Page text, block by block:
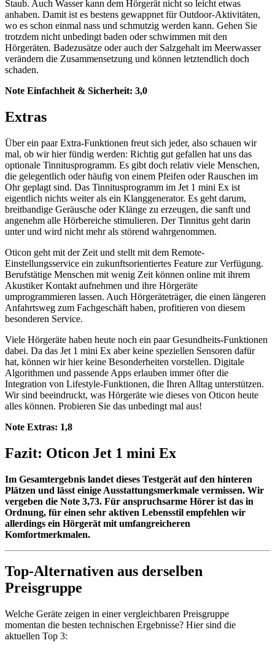
Staub. Auch Wasser kann dem Hörgerät nicht so leicht etwas
anhaben. Damit ist es bestens gewappnet für Outdoor-Aktivitäten,
wo es schon einmal nass und schmutzig werden kann. Gehen Sie
trotzdem nicht unbedingt baden oder schwimmen mit den
Hörgeräten. Badezusätze oder auch der Salzgehalt im Meerwasser
verändern die Zusammensetzung und können letztendlich doch
schaden.
Note Einfachheit & Sicherheit: 3,0
Extras
Über ein paar Extra-Funktionen freut sich jeder, also schauen wir
mal, ob wir hier fündig werden: Richtig gut gefallen hat uns das
optionale Tinnitusprogramm. Es gibt doch relativ viele Menschen,
die gelegentlich oder häufig von einem Pfeifen oder Rauschen im
Ohr geplagt sind. Das Tinnitusprogramm im Jet 1 mini Ex ist
eigentlich nichts weiter als ein Klanggenerator. Es geht darum,
breitbandige Geräusche oder Klänge zu erzeugen, die sanft und
angenehm alle Hörbereiche stimulieren. Der Tinnitus geht darin
unter und wird nicht mehr als störend wahrgenommen.
Oticon geht mit der Zeit und stellt mit dem Remote-
Einstellungsservice ein zukunftsorientiertes Feature zur Verfügung.
Berufstätige Menschen mit wenig Zeit können online mit ihrem
Akustiker Kontakt aufnehmen und ihre Hörgeräte
umprogrammieren lassen. Auch Hörgeräteträger, die einen längeren
Anfahrtsweg zum Fachgeschäft haben, profitieren von diesem
besonderen Service.
Viele Hörgeräte haben heute noch ein paar Gesundheits-Funktionen
dabei. Da das Jet 1 mini Ex aber keine speziellen Sensoren dafür
hat, können wir hier keine Besonderheiten vorstellen. Digitale
Algorithmen und passende Apps erlauben immer öfter die
Integration von Lifestyle-Funktionen, die Ihren Alltag unterstützen.
Wir sind beeindruckt, was Hörgeräte wie dieses von Oticon heute
alles können. Probieren Sie das unbedingt mal aus!
Note Extras: 1,8
Fazit: Oticon Jet 1 mini Ex
Im Gesamtergebnis landet dieses Testgerät auf den hinteren
Plätzen und lässt einige Ausstattungsmerkmale vermissen. Wir
vergeben die Note 3,73. Für anspruchsarme Hörer ist das in
Ordnung, für einen sehr aktiven Lebensstil empfehlen wir
allerdings ein Hörgerät mit umfangreicheren
Komfortmerkmalen.
Top-Alternativen aus derselben
Preisgruppe
Welche Geräte zeigen in einer vergleichbaren Preisgruppe
momentan die besten technischen Ergebnisse? Hier sind die
aktuellen Top 3: